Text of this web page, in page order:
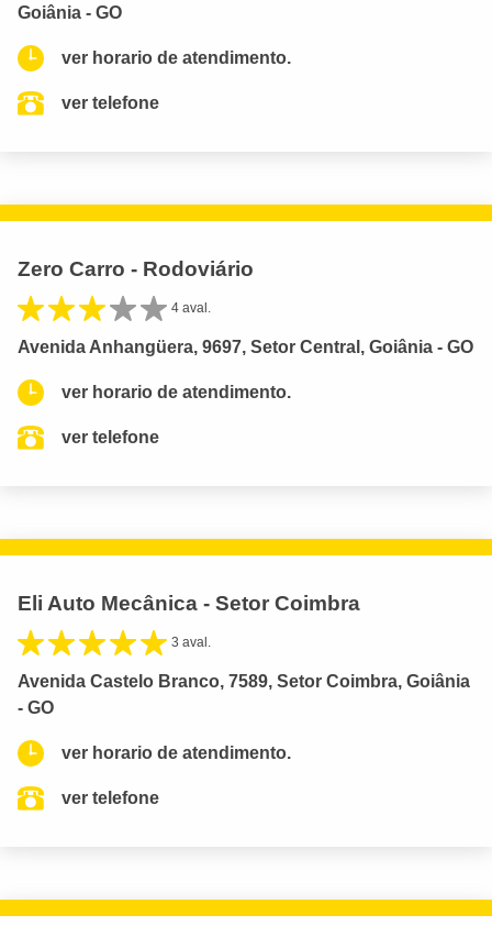
Goiânia - GO
ver horario de atendimento.
ver telefone
Zero Carro - Rodoviário
4 aval.
Avenida Anhangüera, 9697, Setor Central, Goiânia - GO
ver horario de atendimento.
ver telefone
Eli Auto Mecânica - Setor Coimbra
3 aval.
Avenida Castelo Branco, 7589, Setor Coimbra, Goiânia
- GO
ver horario de atendimento.
ver telefone